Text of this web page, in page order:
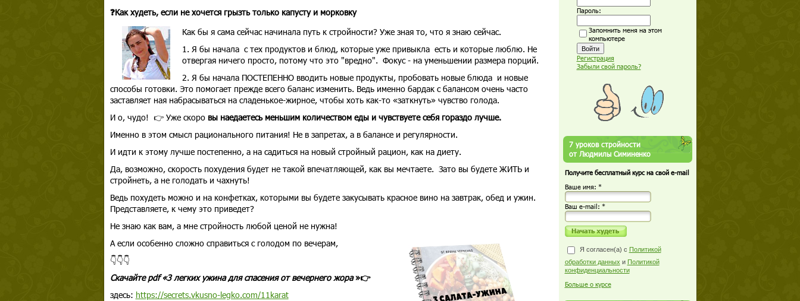
❓Как худеть, если не хочется грызть только капусту и морковку
Как бы я сама сейчас начинала путь к стройности? Уже зная то, что я знаю сейчас.
1. Я бы начала с тех продуктов и блюд, которые уже привыкла есть и которые люблю. Не
отвергая ничего просто, потому что это "вредно". Фокус - на уменьшении размера порций.
2. Я бы начала ПОСТЕПЕННО вводить новые продукты, пробовать новые блюда и новые
способы готовки. Это помогает прежде всего баланс изменить. Ведь именно бардак с балансом очень часто
заставляет ная набрасываться на сладенькое-жирное, чтобы хоть как-то «заткнуть» чувство голода.
И о, чудо! 👉 Уже скоро вы наедаетесь меньшим количеством еды и чувствуете себя гораздо лучше.
Именно в этом смысл рационального питания! Не в запретах, а в балансе и регулярности.
И идти к этому лучше постепенно, а на садиться на новый стройный рацион, как на диету.
Да, возможно, скорость похудения будет не такой впечатляющей, как вы мечтаете. Зато вы будете ЖИТЬ и
стройнеть, а не голодать и чахнуть!
Ведь похудеть можно и на конфетках, которыми вы будете закусывать красное вино на завтрак, обед и ужин.
Представляете, к чему это приведет?
Не знаю как вам, а мне стройность любой ценой не нужна!
А если особенно сложно справиться с голодом по вечерам,
👇👇👇
Скачайте pdf «3 легких ужина для спасения от вечернего жора»👉
здесь: https://secrets.vkusno-legko.com/11karat
Пароль:
Запомнить меня на этом
компьютере
Регистрация
Забыли свой пароль?
7 уроков стройности
от Людмилы Симиненко
Получите бесплатный курс на свой e-mail
Ваше имя: *
Ваш е-mail: *
Я согласен(а) с Политикой
обработки данных и Политикой
конфиденциальности
Больше о курсе